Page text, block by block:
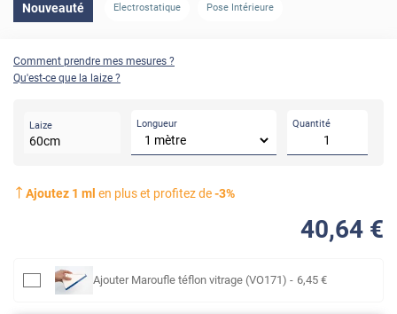
Nouveauté Electrostatique Pose Intérieure
Comment prendre mes mesures ?
Qu'est-ce que la laize ?
Laize
60cm
Longueur Quantité
Ajoutez 1 ml en plus et profitez de-3%
40,64 €
Ajouter Maroufle téflon vitrage (VO171) - 6,45 €